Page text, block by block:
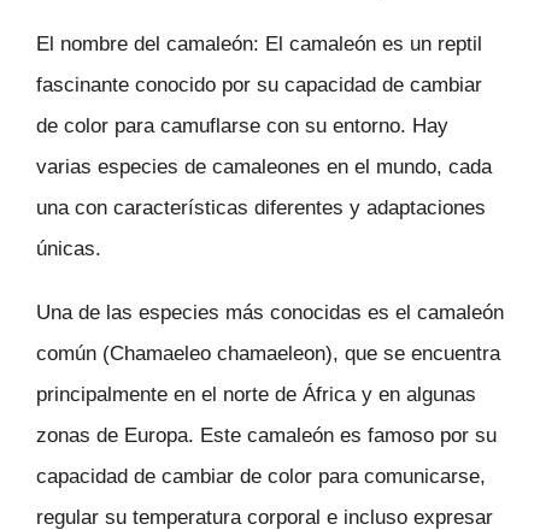
El nombre del camaleón: El camaleón es un reptil
fascinante conocido por su capacidad de cambiar
de color para camuflarse con su entorno. Hay
varias especies de camaleones en el mundo, cada
una con características diferentes y adaptaciones
únicas.
Una de las especies más conocidas es el camaleón
común (Chamaeleo chamaeleon), que se encuentra
principalmente en el norte de África y en algunas
zonas de Europa. Este camaleón es famoso por su
capacidad de cambiar de color para comunicarse,
regular su temperatura corporal e incluso expresar